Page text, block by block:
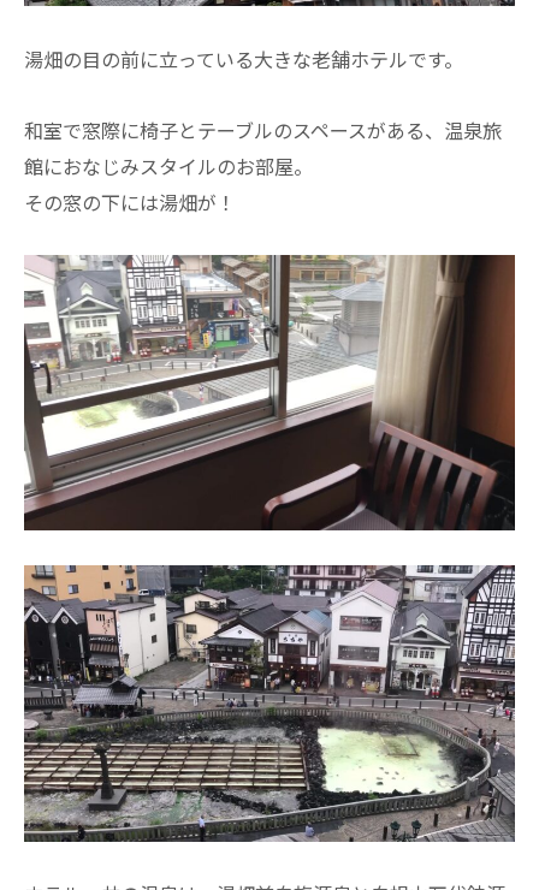
湯畑の目の前に立っている大きな老舗ホテルです。
和室で窓際に椅子とテーブルのスペースがある、温泉旅
館におなじみスタイルのお部屋。
その窓の下には湯畑が！